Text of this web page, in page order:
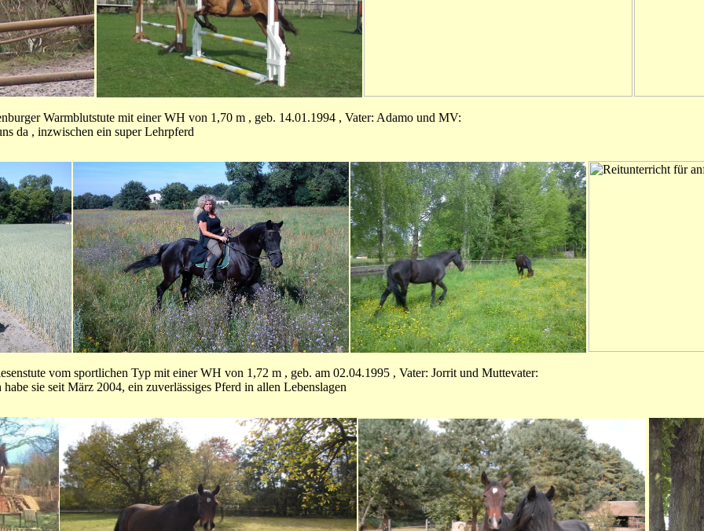
vom sportlichen Typ mit einer WH von 1,72 m , geb. am 02.04.1995 , Vater: Jorrit und Muttevater:
sie seit März 2004, ein zuverlässiges Pferd in allen Lebenslagen
Warmblutstute mit einer WH von 1,70 m , geb. 14.01.1994 , Vater: Adamo und MV:
da , inzwischen ein super Lehrpferd